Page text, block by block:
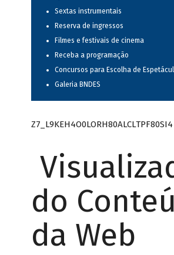
Sextas instrumentais
Reserva de ingressos
Filmes e festivais de cinema
Receba a programação
Concursos para Escolha de
Galeria BNDES
Z7_L9KEH4O0LORH80ALCLTPF80SI4
do
da Web